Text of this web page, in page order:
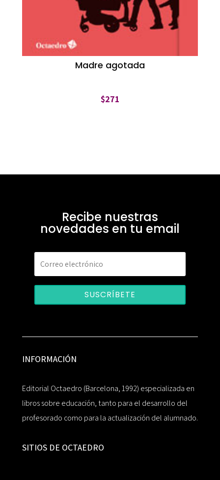
Madre agotada
$271
Recibe nuestras
novedades en tu email
SUSCRÍBETE
INFORMACIÓN
Editorial Octaedro (Barcelona, 1992) especializada en
libros sobre educación, tanto para el desarrollo del
profesorado como para la actualización del alumnado.
SITIOS DE OCTAEDRO